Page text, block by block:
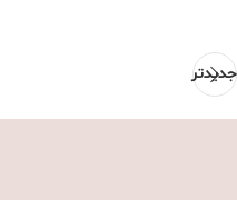
جدیدتر